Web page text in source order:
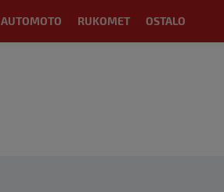
AUTOMOTO RUKOMET OSTALO